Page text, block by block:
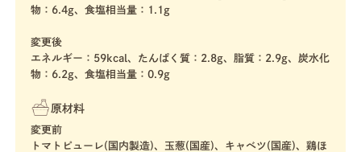
物：6.4g、食塩相当量：1.1g
変更後
エネルギー：59kcal、たんぱく質：2.8g、脂質：2.9g、炭水化
物：6.2g、食塩相当量：0.9g
原材料
変更前
トマトピューレ(国内製造)、玉葱(国産)、キャベツ(国産)、鶏ほ